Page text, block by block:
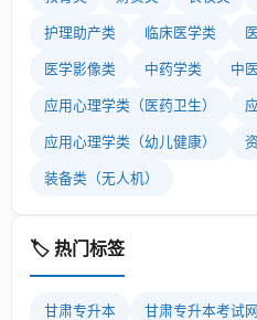
护理助产类 临床医学类
医学影像类 中药学类 中
应用心理学类（医药卫生）
应用心理学类（幼儿健康）
装备类（无人机）
🏷️ 热门标签
甘肃专升本 甘肃专升本考试网